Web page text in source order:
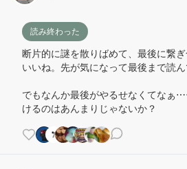
読み終わった
断片的に謎を散りばめて、最後に繋
いいね。先が気になって最後まで読ん
でもなんか最後がやるせなくてなぁ
けるのはあんまりじゃないか？